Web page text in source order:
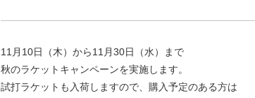
11月10日（木）から11月30日（水）まで
秋のラケットキャンペーンを実施します。
試打ラケットも入荷しますので、購入予定のある方は